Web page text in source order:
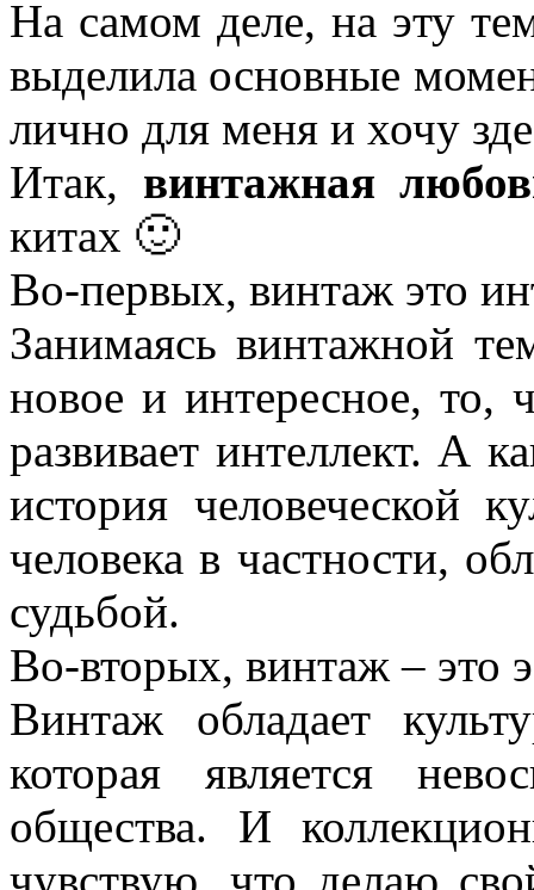
На самом деле, на эту
выделила основные
лично для меня и хочу
Итак, винтажная
китах 🙂
Во-первых, винтаж это
Занимаясь винтажной
новое и интересное, то,
развивает интеллект. А
история человеческой
человека в частности,
судьбой.
Во-вторых, винтаж – это
Винтаж обладает
которая является
общества. И
чувствую, что делаю